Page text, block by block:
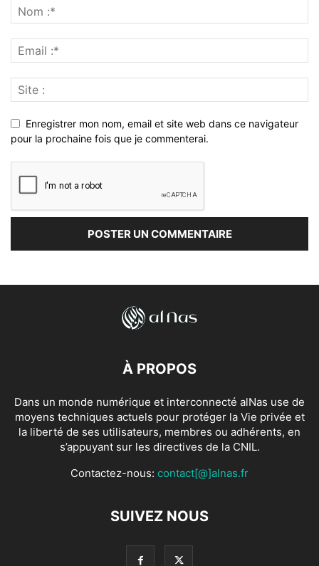
Enregistrer mon nom, email et site web dans ce navigateur
pour la prochaine fois que je commenterai.
À PROPOS
Dans un monde numérique et interconnecté alNas use de
moyens techniques actuels pour protéger la Vie privée et
la liberté de ses utilisateurs, membres ou adhérents, en
s’appuyant sur les directives de la CNIL.
Contactez-nous: contact[@]alnas.fr
SUIVEZ NOUS